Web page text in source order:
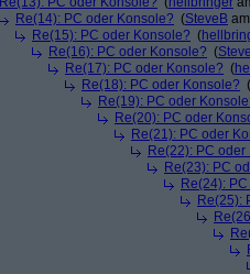
Re(14): PC oder Konsole? (SteveB
Re(15): PC oder Konsole? (
Re(16): PC oder Konsole? (
Re(17): PC oder Konsole? (
Re(18): PC oder Konsole? (
Re(19): PC oder
Re(20): PC oder
Re(21): PC oder
Re(22): PC
Re(23): PC
Re(24):
Re(25):